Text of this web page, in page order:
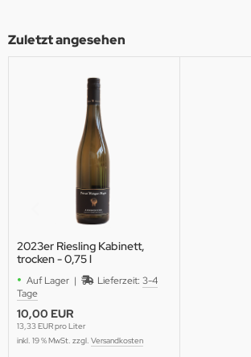
Zuletzt angesehen
2023er Riesling Kabinett,
trocken - 0,75 l
• Auf Lager | Lieferzeit: 3-4
Tage
10,00 EUR
13,33 EUR pro Liter
inkl. 19 % MwSt. zzgl. Versandkosten